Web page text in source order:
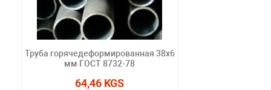
Труба горячедеформированная 38х6
мм ГОСТ 8732-78
64,46 KGS